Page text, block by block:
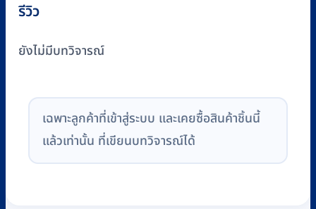
รีวิว
ยังไม่มีบทวิจารณ์
เฉพาะลูกค้าที่เข้าสู่ระบบ และเคยซื้อสินค้าชิ้นนี้
แล้วเท่านั้น ที่เขียนบทวิจารณ์ได้